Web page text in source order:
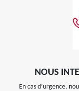
NOUS
En cas d’urgence,